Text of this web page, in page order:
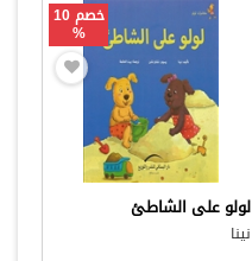
خصم 10
%
لولو على الشاطئ
نينا